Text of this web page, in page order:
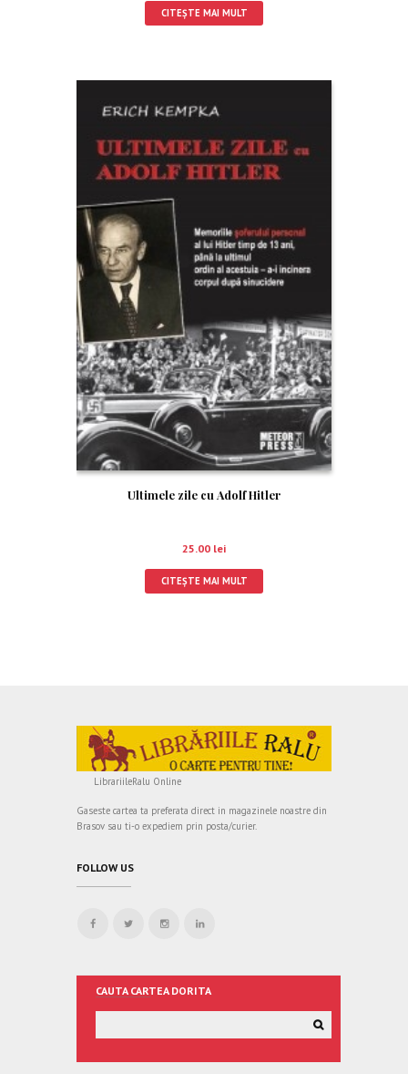
CITEȘTE MAI MULT
Ultimele zile cu Adolf Hitler
25.00 lei
CITEȘTE MAI MULT
LibrariileRalu Online
Gaseste cartea ta preferata direct in magazinele noastre din
Brasov sau ti-o expediem prin posta/curier.
FOLLOW US
CAUTA CARTEA DORITA